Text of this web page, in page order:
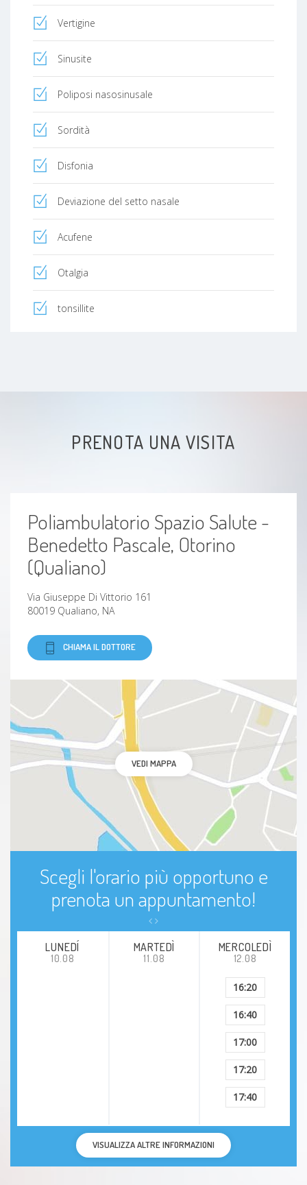
Vertigine
Sinusite
Poliposi nasosinusale
Sordità
Disfonia
Deviazione del setto nasale
Acufene
Otalgia
tonsillite
PRENOTA UNA VISITA
Poliambulatorio Spazio Salute -
Benedetto Pascale, Otorino
(Qualiano)
Via Giuseppe Di Vittorio 161
80019 Qualiano, NA
CHIAMA IL DOTTORE
VEDI MAPPA
Scegli l'orario più opportuno e
prenota un appuntamento!
LUNEDÍ
10.08
MARTEDÌ
11.08
MERCOLEDÌ
12.08
16:20
16:40
17:00
17:20
17:40
VISUALIZZA ALTRE INFORMAZIONI